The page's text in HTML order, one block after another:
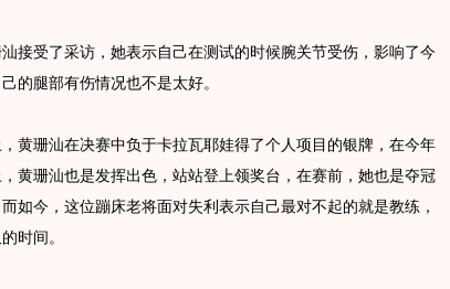
受了采访，她表示自己在测试的时候腕关节受伤，影响了今
的腿部有伤情况也不是太好。
珊汕在决赛中负于卡拉瓦耶娃得了个人项目的银牌，在今年
黄珊汕也是发挥出色，站站登上领奖台，在赛前，她也是夺冠
如今，这位蹦床老将面对失利表示自己最对不起的就是教练，
时间。